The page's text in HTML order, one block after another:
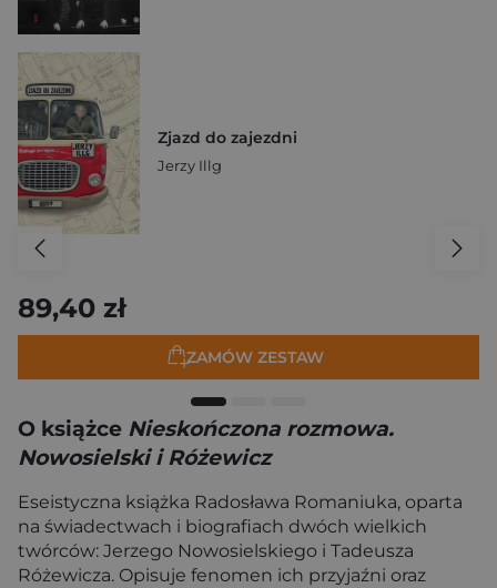
Zjazd do zajezdni
Jerzy Illg
89,40 zł
ZAMÓW ZESTAW
O książce Nieskończona rozmowa.
Nowosielski i Różewicz
Eseistyczna książka Radosława Romaniuka, oparta
na świadectwach i biografiach dwóch wielkich
twórców: Jerzego Nowosielskiego i Tadeusza
Różewicza. Opisuje fenomen ich przyjaźni oraz